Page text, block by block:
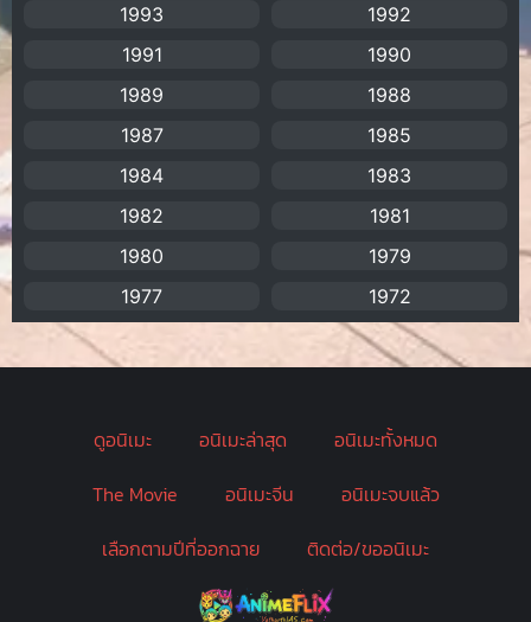
boys love
Censored (เซ็นเซอร์) (19)
CG Animation (2)
Childhood(1)
1993
1992
1991
1990
1989
1988
1987
1985
1984
1983
1982
1981
1980
1979
1977
1972
ดูอนิเมะ อนิเมะล่าสุด
อนิเมะทั้งหมด
The Movie
อนิเมะจีน
อนิเมะจบแล้ว
เลือกตามปีที่ออกฉาย
ติดต่อ/ขออนิเมะ